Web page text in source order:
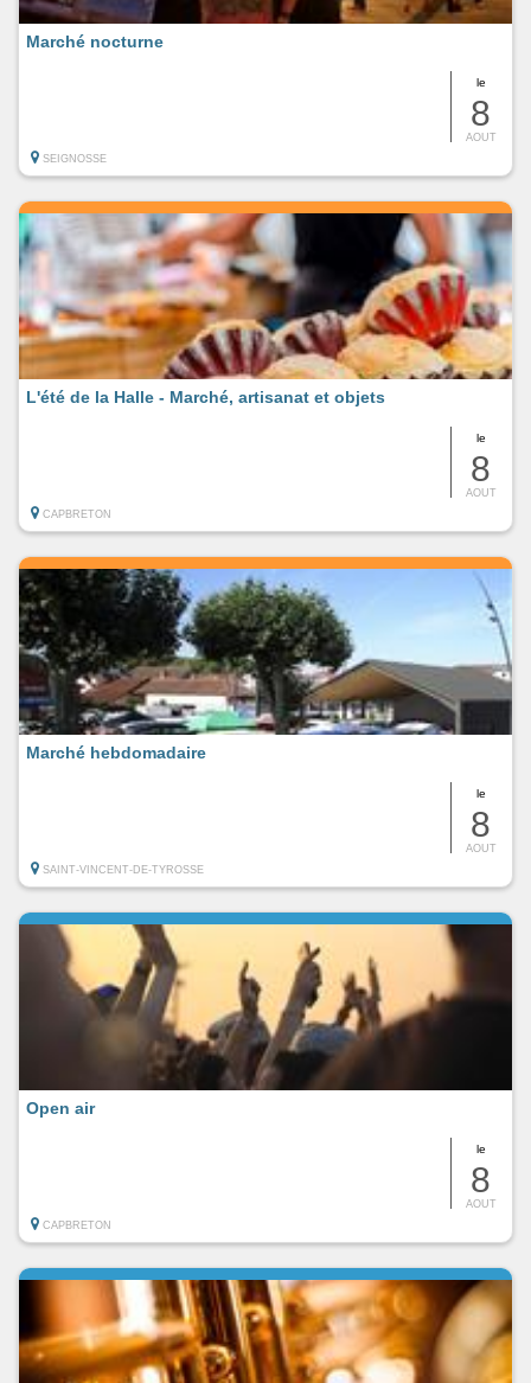
le
8
AOUT
Marché nocturne
SEIGNOSSE
le
8
AOUT
L'été de la Halle - Marché, artisanat et objets
CAPBRETON
le
8
AOUT
Marché hebdomadaire
SAINT-VINCENT-DE-TYROSSE
le
8
AOUT
Open air
CAPBRETON